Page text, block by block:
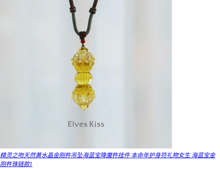
精灵之吻天然黄水晶金刚杵吊坠海蓝宝降魔杵挂件 本命年护身符礼物女生 海蓝宝金
刚杵珠链款1